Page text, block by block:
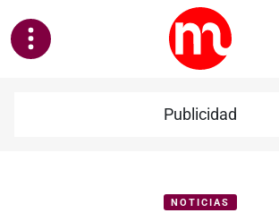
Publicidad
NOTICIAS